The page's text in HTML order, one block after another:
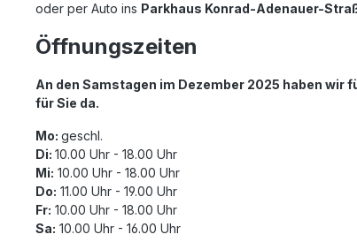
oder per Auto ins Parkhaus Konrad-Adenauer-
Öffnungszeiten
An den Samstagen im Dezember 2025 haben wir
für Sie da.
Mo: geschl.
Di: 10.00 Uhr - 18.00 Uhr
Mi: 10.00 Uhr - 18.00 Uhr
Do: 11.00 Uhr - 19.00 Uhr
Fr: 10.00 Uhr - 18.00 Uhr
Sa: 10.00 Uhr - 16.00 Uhr